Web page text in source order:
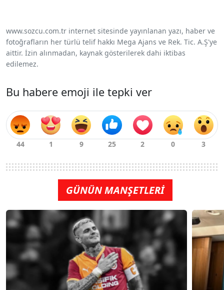
www.sozcu.com.tr internet sitesinde yayınlanan yazı, haber ve
fotoğrafların her türlü telif hakkı Mega Ajans ve Rek. Tic. A.Ş'ye
aittir. İzin alınmadan, kaynak gösterilerek dahi iktibas
edilemez.
Bu habere emoji ile tepki ver
GÜNÜN MANŞETLERİ